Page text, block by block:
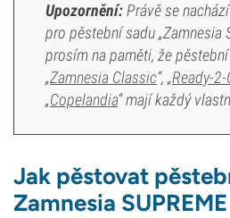
Upozornění:Právě se
pro pěstební sadu „Zamnesia
prosím na paměti, že
„Zamnesia Classic“, „Ready-2-
„Copelandia“ mají každý
Jak pěstovat
Zamnesia SUPREME